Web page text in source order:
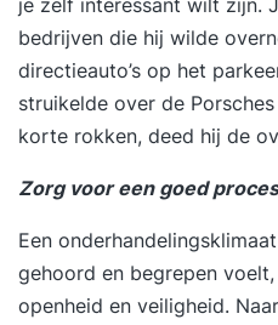
je zelf interessant wilt zijn.
bedrijven die hij wilde
directieauto’s op het
struikelde over de
korte rokken, deed hij de
Zorg voor een goed proces
Een
gehoord en begrepen
openheid en veiligheid.